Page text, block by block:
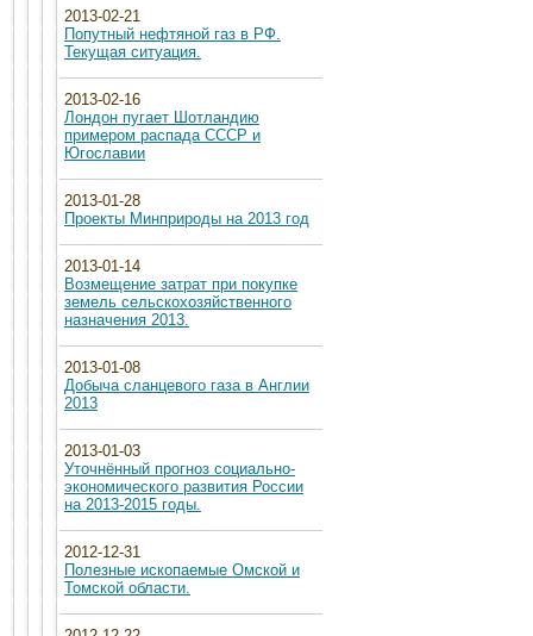
2013-02-21
Попутный нефтяной газ в РФ.
Текущая ситуация.
2013-02-16
Лондон пугает Шотландию
примером распада СССР и
Югославии
2013-01-28
Проекты Минприроды на 2013 год
2013-01-14
Возмещение затрат при покупке
земель сельскохозяйственного
назначения 2013.
2013-01-08
Добыча сланцевого газа в Англии
2013
2013-01-03
Уточнённый прогноз социально-
экономического развития России
на 2013-2015 годы.
2012-12-31
Полезные ископаемые Омской и
Томской области.